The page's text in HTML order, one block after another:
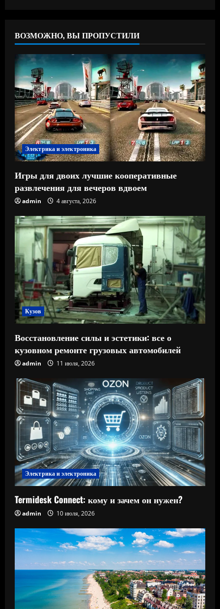
ВОЗМОЖНО, ВЫ ПРОПУСТИЛИ
Электрика и электроника
Игры для двоих лучшие кооперативные
развлечения для вечеров вдвоем
admin 4 августа, 2026
Кузов
Восстановление силы и эстетики: все о
кузовном ремонте грузовых автомобилей
admin 11 июля, 2026
Электрика и электроника
Termidesk Connect: кому и зачем он нужен?
admin 10 июля, 2026